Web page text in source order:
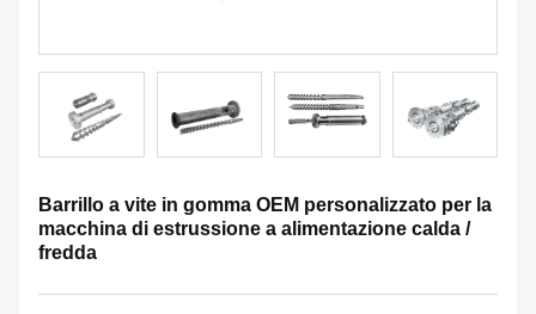
Barrillo a vite in gomma OEM personalizzato per la
macchina di estrussione a alimentazione calda /
fredda